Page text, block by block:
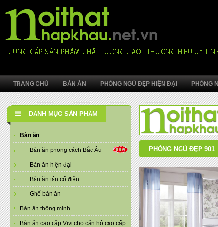
TRANG CHỦ BÀN ĂN PHÒNG NGỦ ĐẸP HIỆN ĐẠI PHÒNG
DANH MỤC SẢN PHẨM
Bàn ăn
Bàn ăn phong cách Bắc Âu
Bàn ăn hiện đại
Bàn ăn tân cổ điển
Ghế bàn ăn
Bàn ăn thông minh
Bàn ăn cao cấp Vivi cho căn hộ cao cấp
PHÒNG NGỦ ĐẸP 901